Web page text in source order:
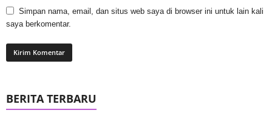
Simpan nama, email, dan situs web saya di browser ini untuk lain kali
saya berkomentar.
BERITA TERBARU